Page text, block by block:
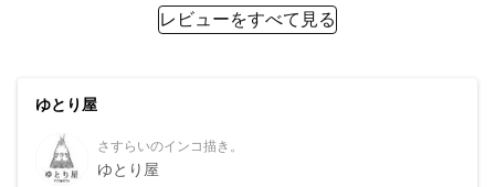
レビューをすべて見る
ゆとり屋
さすらいのインコ描き。
ゆとり屋